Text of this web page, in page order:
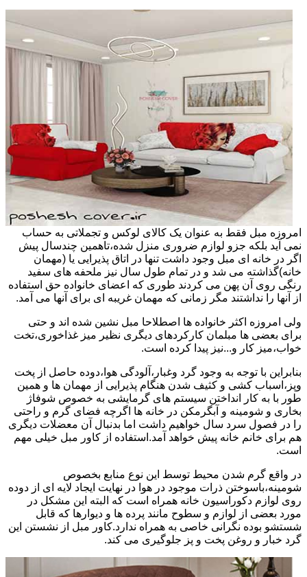
امروزه مبل فقط به عنوان یک کالای لوکس و تجملاتی به حساب
نمی آید بلکه جزو لوازم ضروری منزل شده،تاهمین چندسال پیش
اگر در خانه ای مبل وجود داشت تنها در اتاق پذیرایی یا (مهمان
خانه)گذاشته می شد و در تمام طول سال نیز ملحفه های سفید
رنگی روی آن پهن می کردند طوری که اعضای خانواده حق استفاده
از آنها را نداشتند مگر زمانی که مهمان غریبه ای برای آنها می آمد.
ولی امروزه اکثر خانواده ها اصطلاحا مبل نشین شده اند و حتی
برای بعضی ها مبلمان کارکردهای دیگری نظیر میز غذاخوری،تخت
خواب،میز کار و...نیز پیدا کرده است.
بنابراین با توجه به وجود گرد وغبار،آلودگی هوا،دوده حاصل از پخت
وپز،اسباب کشی و کثیف شدن هنگام پذیرایی از مهمان ها و همین
طور با به کار انداختن سیستم های گرمایشی به خصوص شوفاژ
بخاری و شومینه و آبگرمکن در خانه ها اگرچه فضای گرم و راحتی
را در فصول سرد سال خواهیم داشت اما بدنبال آن معضلات دیگری
هم برای خانم خانه پیش خواهد آمد.استفاده از کاور مبل خیلی مهم
است.
در واقع گرم شدن محیط توسط این نوع منابع بخصوص
شومینه،باسوختن ذرات موجود در هوا در نهایت ایجاد لایه ای از دوده
روی لوازم دکوراسیون خانه همراه است که البته این مشکل در
مورد بعضی از لوازم و سطوح مانند پرده ها و دیوارها که قابل
شستشو بوده نگرانی خاصی به همراه ندارد.کاور مبل از نشستن این
گرد خبار و روغن پخت و پز جلوگیری می کند.